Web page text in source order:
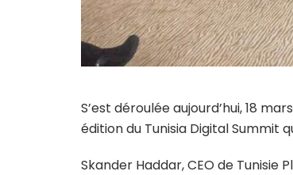
S’est déroulée aujourd’hui, 18
édition du Tunisia Digital Summit
Skander Haddar, CEO de Tunisie